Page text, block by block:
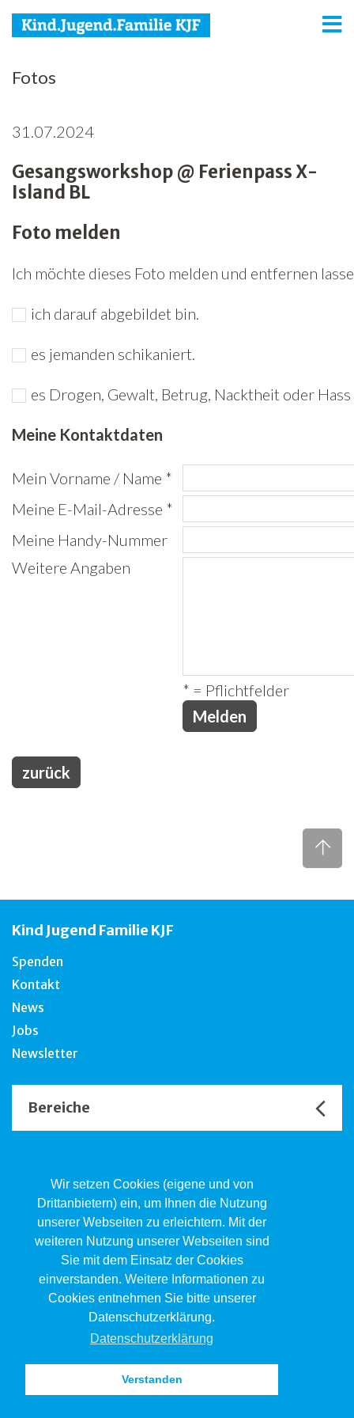
Wir setzen Cookies (eigene und von
Drittanbietern) ein, um Ihnen die Nutzung
unserer Webseiten zu erleichtern. Mit der
weiteren Nutzung unserer Webseiten sind
Sie mit dem Einsatz der Cookies
einverstanden. Weitere Informationen zu
Cookies entnehmen Sie bitte unserer
Datenschutzerklärung.
Datenschutzerklärung
Verstanden
KJF
Jugend
Familie
Netzwerk
Spenden
Jobs
Freiwilligenarbeit
News
Fotos
31.07.2024
Gesangsworkshop @ Ferienpass X-
Island BL
Foto melden
Ich möchte dieses Foto melden und entfernen
ich darauf abgebildet bin.
es jemanden schikaniert.
es Drogen, Gewalt, Betrug, Nacktheit oder
Meine Kontaktdaten
Mein Vorname / Name *
Meine E-Mail-Adresse *
Meine Handy-Nummer
Weitere Angaben
* = Pflichtfelder
zurück
Kind Jugend Familie KJF
Spenden
Kontakt
News
Jobs
Newsletter
Bereiche
Kind.Jugend.Familie KJF
Poststrasse 2, Postfach, 4410 Liestal
061 551 17 77
kjf@jsw.swiss